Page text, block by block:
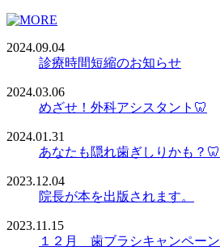
2024.09.04
診療時間短縮のお知らせ
2024.03.06
めざせ！外科アシスタント🦷
2024.01.31
あなたも隠れ歯ぎしりかも？🦷
2023.12.04
院長が本を出版されます。
2023.11.15
１２月 歯ブラシキャンペーン